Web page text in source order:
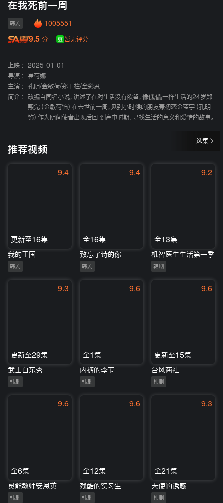
在我死前一周
韩剧 1005551
9.5 分 暂无评分
上映 :
2025-01-01
导演 :
崔荷娜
主演 :
孔明/金敏荷/郑干柱/全彩恩
简介 :
改编自同名小说，讲述了在对生活没有欲望，像傀儡一样生活的24岁郑
熙完（金敏荷饰）在去世前一周，见到小时候的朋友兼初恋金蓝宇（孔明
饰）作为阴间使者出现后回 到高中时期，寻找生活的意义和爱情的故事。
选集
推荐视频
9.4
更新至16集
我的王国
韩剧
9.4
全16集
致忘了诗的你
韩剧
9.2
全13集
机智医生生活第一季
韩剧
9.3
更新至29集
武士白东秀
韩剧
9.6
全1集
内裤的季节
韩剧
9.6
更新至15集
台风商社
韩剧
9.6
全6集
灵能教师安恩英
韩剧
9.6
全12集
残酷的实习生
韩剧
9.3
全21集
天使的诱惑
韩剧